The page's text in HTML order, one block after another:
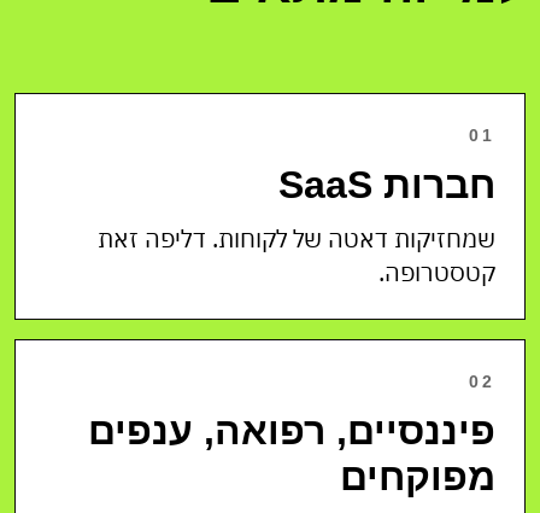
01
חברות SaaS
שמחזיקות דאטה של לקוחות. דליפה זאת
קטסטרופה.
02
פיננסיים, רפואה, ענפים
מפוקחים